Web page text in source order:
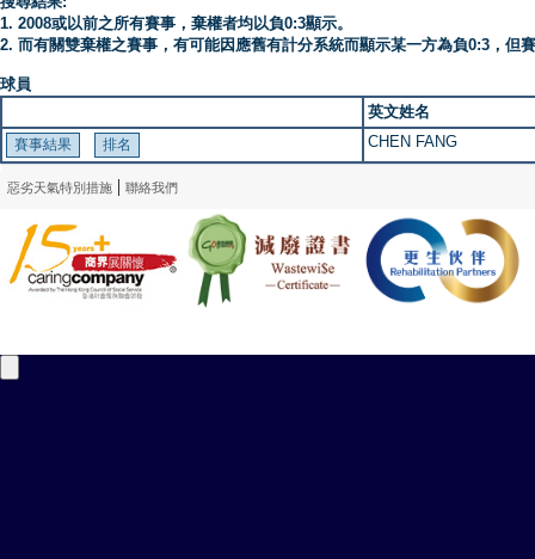
1. 2008或以前之所有賽事，棄權者均以負0:3顯示。
2. 而有關雙棄權之賽事，有可能因應舊有計分系統而顯示某一方為負0:3，但
球員
英文姓名
CHEN FANG